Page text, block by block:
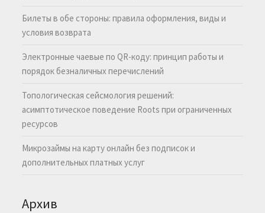
Билеты в обе стороны: правила оформления, виды и
условия возврата
Электронные чаевые по QR-коду: принцип работы и
порядок безналичных перечислений
Топологическая сейсмология решений:
асимптотическое поведение Roots при ограниченных
ресурсов
Микрозаймы на карту онлайн без подписок и
дополнительных платных услуг
Архив